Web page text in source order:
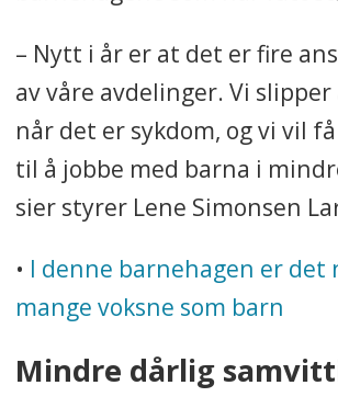
– Nytt i år er at det er fire
av våre avdelinger. Vi
når det er sykdom, og vi vil
til å jobbe med barna i
sier styrer Lene Simonsen
• I denne barnehagen er det
mange voksne som barn
Mindre dårlig